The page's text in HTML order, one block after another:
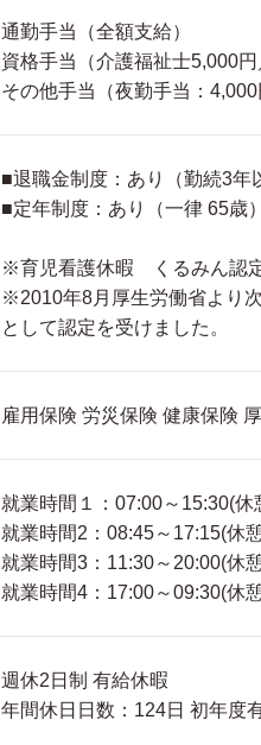
通勤手当（全額支給）
資格手当（介護福祉士5,000円
その他手当（夜勤手当：4,000
■退職金制度：あり（勤続3年
■定年制度：あり（一律 65歳
※育児看護休暇 くるみん認
※2010年8月厚生労働省より
として認定を受けました。
雇用保険 労災保険 健康保険
就業時間１：07:00～15:30(休
就業時間2：08:45～17:15(休
就業時間3：11:30～20:00(休
就業時間4：17:00～09:30(休
週休2日制 有給休暇
年間休日日数：124日 初年度